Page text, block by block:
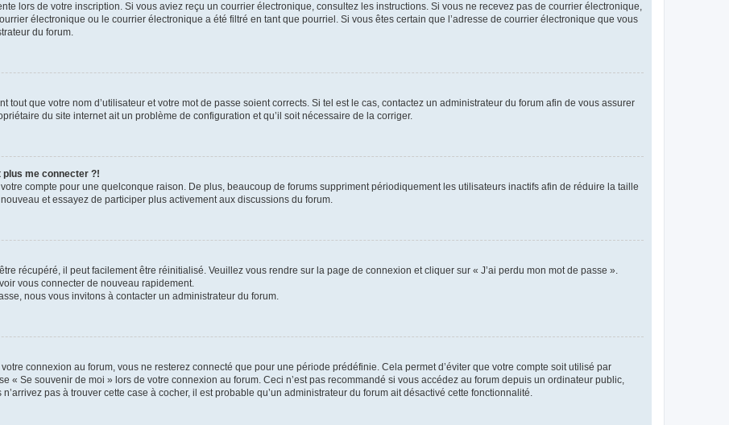
lors de votre inscription. Si vous aviez reçu un courrier électronique, consultez les instructions. Si vous ne recevez pas de courrier électronique,
électronique ou le courrier électronique a été filtré en tant que pourriel. Si vous êtes certain que l’adresse de courrier électronique que vous
du forum.
tout que votre nom d’utilisateur et votre mot de passe soient corrects. Si tel est le cas, contactez un administrateur du forum afin de vous assurer
du site internet ait un problème de configuration et qu’il soit nécessaire de la corriger.
plus me connecter ?!
compte pour une quelconque raison. De plus, beaucoup de forums suppriment périodiquement les utilisateurs inactifs afin de réduire la taille
et essayez de participer plus activement aux discussions du forum.
récupéré, il peut facilement être réinitialisé. Veuillez vous rendre sur la page de connexion et cliquer sur « J’ai perdu mon mot de passe ».
vous connecter de nouveau rapidement.
nous vous invitons à contacter un administrateur du forum.
connexion au forum, vous ne resterez connecté que pour une période prédéfinie. Cela permet d’éviter que votre compte soit utilisé par
« Se souvenir de moi » lors de votre connexion au forum. Ceci n’est pas recommandé si vous accédez au forum depuis un ordinateur public,
pas à trouver cette case à cocher, il est probable qu’un administrateur du forum ait désactivé cette fonctionnalité.